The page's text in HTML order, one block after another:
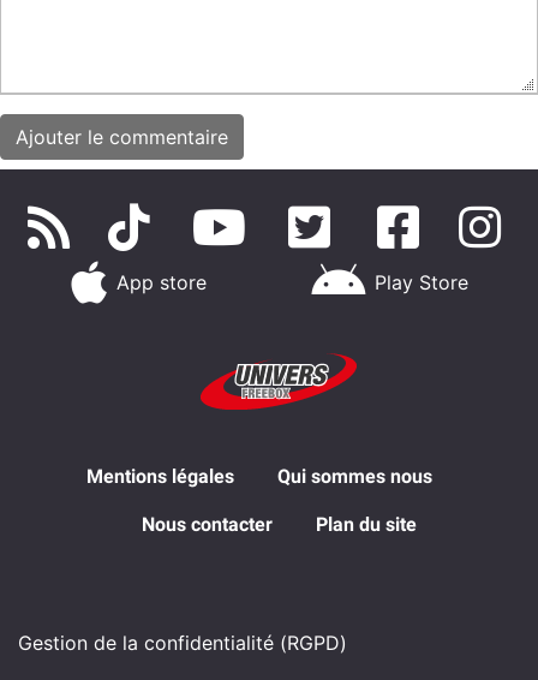
App store Play Store
Mentions légales Qui sommes nous
Nous contacter Plan du site
Gestion de la confidentialité (RGPD)